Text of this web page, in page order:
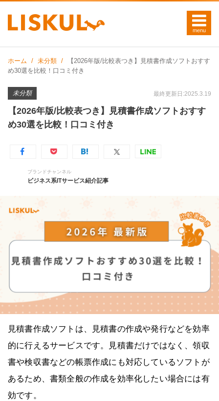
ホーム 未分類
【2026年版/比較表つき】見積書作成ソフトおすす
め30選を比較！口コミ付き
未分類 最終更新日:2025.3.19
【2026年版/比較表つき】見積書作成ソフトおすす
め30選を比較！口コミ付き
ブランドチャンネル
ビジネス系ITサービス紹介記事
見積書作成ソフトは、見積書の作成や発行などを効率
的に行えるサービスです。見積書だけではなく、領収
書や検収書などの帳票作成にも対応しているソフトが
あるため、書類全般の作成を効率化したい場合には有
効です。